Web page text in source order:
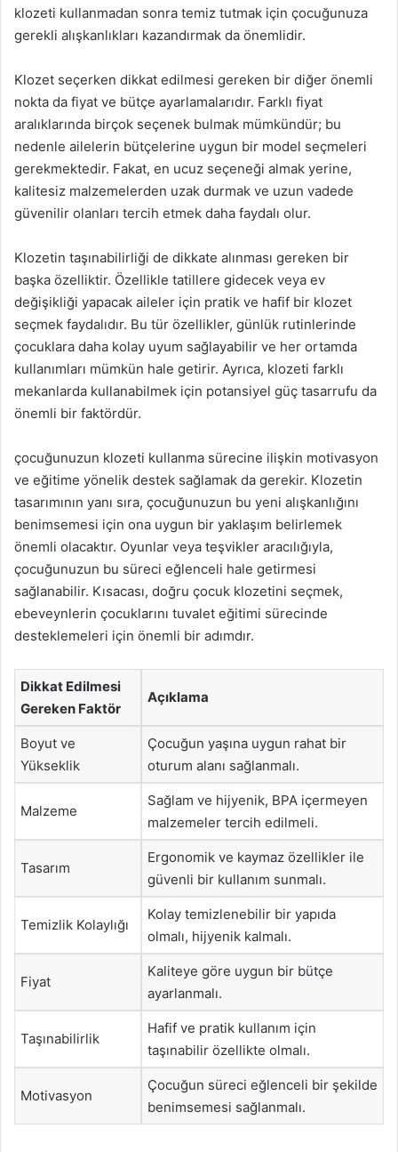
klozeti kullanmadan sonra temiz tutmak için çocuğunuza
gerekli alışkanlıkları kazandırmak da önemlidir.
Klozet seçerken dikkat edilmesi gereken bir diğer önemli
nokta da fiyat ve bütçe ayarlamalarıdır. Farklı fiyat
aralıklarında birçok seçenek bulmak mümkündür; bu
nedenle ailelerin bütçelerine uygun bir model seçmeleri
gerekmektedir. Fakat, en ucuz seçeneği almak yerine,
kalitesiz malzemelerden uzak durmak ve uzun vadede
güvenilir olanları tercih etmek daha faydalı olur.
Klozetin taşınabilirliği de dikkate alınması gereken bir
başka özelliktir. Özellikle tatillere gidecek veya ev
değişikliği yapacak aileler için pratik ve hafif bir klozet
seçmek faydalıdır. Bu tür özellikler, günlük rutinlerinde
çocuklara daha kolay uyum sağlayabilir ve her ortamda
kullanımları mümkün hale getirir. Ayrıca, klozeti farklı
mekanlarda kullanabilmek için potansiyel güç tasarrufu da
önemli bir faktördür.
çocuğunuzun klozeti kullanma sürecine ilişkin motivasyon
ve eğitime yönelik destek sağlamak da gerekir. Klozetin
tasarımının yanı sıra, çocuğunuzun bu yeni alışkanlığını
benimsemesi için ona uygun bir yaklaşım belirlemek
önemli olacaktır. Oyunlar veya teşvikler aracılığıyla,
çocuğunuzun bu süreci eğlenceli hale getirmesi
sağlanabilir. Kısacası, doğru çocuk klozetini seçmek,
ebeveynlerin çocuklarını tuvalet eğitimi sürecinde
desteklemeleri için önemli bir adımdır.
Dikkat Edilmesi
Gereken Faktör
Açıklama
Boyut ve
Yükseklik
Çocuğun yaşına uygun rahat bir
oturum alanı sağlanmalı.
Malzeme
Sağlam ve hijyenik, BPA içermeyen
malzemeler tercih edilmeli.
Tasarım
Ergonomik ve kaymaz özellikler ile
güvenli bir kullanım sunmalı.
Temizlik Kolaylığı
Kolay temizlenebilir bir yapıda
olmalı, hijyenik kalmalı.
Fiyat
Kaliteye göre uygun bir bütçe
ayarlanmalı.
Taşınabilirlik
Hafif ve pratik kullanım için
taşınabilir özellikte olmalı.
Motivasyon
Çocuğun süreci eğlenceli bir şekilde
benimsemesi sağlanmalı.